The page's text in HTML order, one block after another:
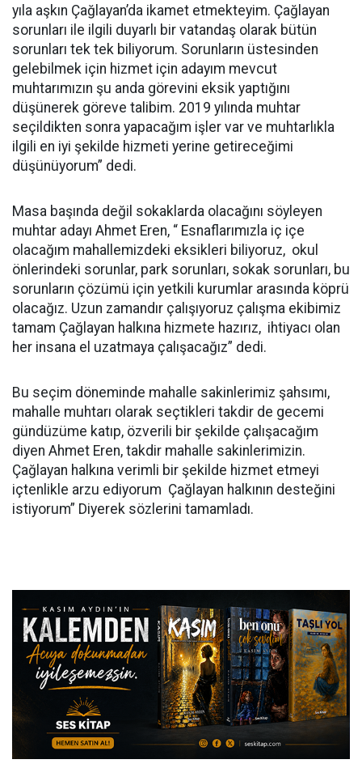
yıla aşkın Çağlayan’da ikamet etmekteyim. Çağlayan
sorunları ile ilgili duyarlı bir vatandaş olarak bütün
sorunları tek tek biliyorum. Sorunların üstesinden
gelebilmek için hizmet için adayım mevcut
muhtarımızın şu anda görevini eksik yaptığını
düşünerek göreve talibim. 2019 yılında muhtar
seçildikten sonra yapacağım işler var ve muhtarlıkla
ilgili en iyi şekilde hizmeti yerine getireceğimi
düşünüyorum” dedi.
Masa başında değil sokaklarda olacağını söyleyen
muhtar adayı Ahmet Eren, “ Esnaflarımızla iç içe
olacağım mahallemizdeki eksikleri biliyoruz, okul
önlerindeki sorunlar, park sorunları, sokak sorunları, bu
sorunların çözümü için yetkili kurumlar arasında köprü
olacağız. Uzun zamandır çalışıyoruz çalışma ekibimiz
tamam Çağlayan halkına hizmete hazırız, ihtiyacı olan
her insana el uzatmaya çalışacağız” dedi.
Bu seçim döneminde mahalle sakinlerimiz şahsımı,
mahalle muhtarı olarak seçtikleri takdir de gecemi
gündüzüme katıp, özverili bir şekilde çalışacağım
diyen Ahmet Eren, takdir mahalle sakinlerimizin.
Çağlayan halkına verimli bir şekilde hizmet etmeyi
içtenlikle arzu ediyorum Çağlayan halkının desteğini
istiyorum” Diyerek sözlerini tamamladı.